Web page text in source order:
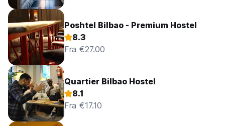
Poshtel Bilbao - Premium Hostel
8.3
Fra €27.00
Quartier Bilbao Hostel
8.1
Fra €17.10